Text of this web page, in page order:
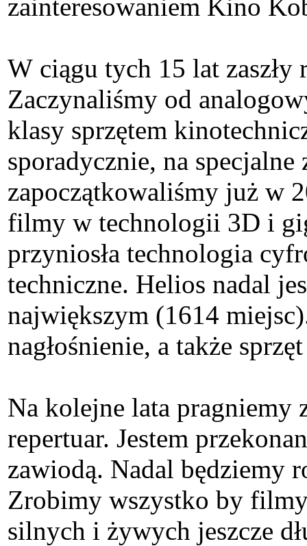
zainteresowaniem Kino
W ciągu tych 15 lat
Zaczynaliśmy od
klasy sprzętem
sporadycznie, na
zapoczątkowaliśmy już w
filmy w technologii 3D i
przyniosła technologia
techniczne. Helios nadal
największym (1614
nagłośnienie, a także
Na kolejne lata pragniemy
repertuar. Jestem
zawiodą. Nadal będziemy
Zrobimy wszystko by
silnych i żywych jeszcze